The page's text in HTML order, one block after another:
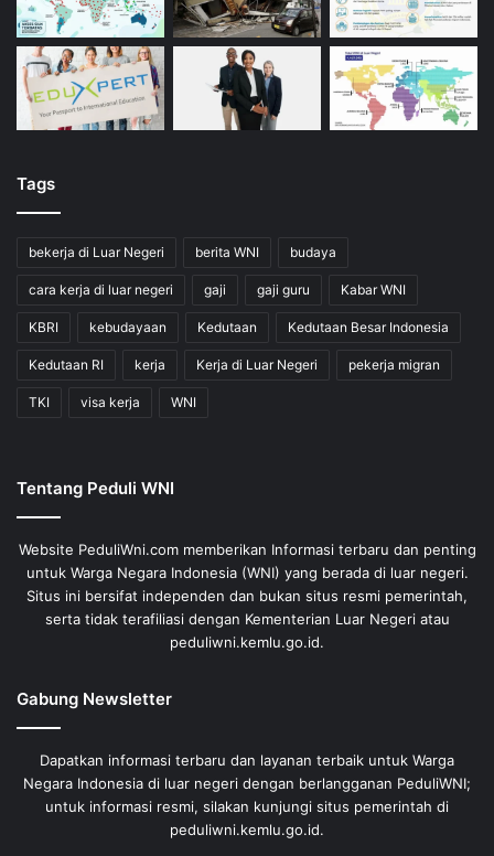
Tags
bekerja di Luar Negeri berita WNI budaya
cara kerja di luar negeri gaji gaji guru Kabar WNI
KBRI kebudayaan Kedutaan Kedutaan Besar Indonesia
Kedutaan RI kerja Kerja di Luar Negeri pekerja migran
TKI visa kerja WNI
Tentang Peduli WNI
Website PeduliWni.com memberikan Informasi terbaru dan penting
untuk Warga Negara Indonesia (WNI) yang berada di luar negeri.
Situs ini bersifat independen dan bukan situs resmi pemerintah,
serta tidak terafiliasi dengan Kementerian Luar Negeri atau
peduliwni.kemlu.go.id.
Gabung Newsletter
Dapatkan informasi terbaru dan layanan terbaik untuk Warga
Negara Indonesia di luar negeri dengan berlangganan PeduliWNI;
untuk informasi resmi, silakan kunjungi situs pemerintah di
peduliwni.kemlu.go.id.